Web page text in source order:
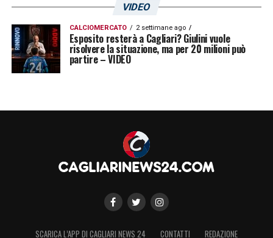
VIDEO
CALCIOMERCATO 2 settimane ago
Esposito resterà a Cagliari? Giulini vuole
risolvere la situazione, ma per 20 milioni può
partire – VIDEO
SCARICA L’APP DI CAGLIARI NEWS 24 CONTATTI REDAZIONE